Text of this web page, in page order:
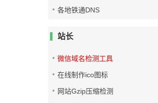
各地铁通DNS
站长
微信域名检测工具
在线制作ico图标
网站Gzip压缩检测